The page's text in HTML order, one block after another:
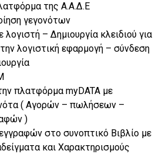
της Α.Α.Δ.Ε
γεγονότων
– Δημιουργία κλειδιού για
λογιστική εφαρμογή – σύνδεση
πλατφόρμα myDATA με
( Αγορών – πωλήσεων –
)
στο συνοπτικό Βιβλίο με
και Χαρακτηρισμούς